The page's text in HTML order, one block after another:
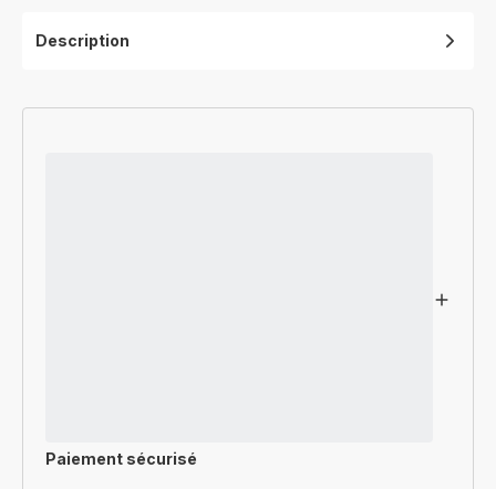
Description
Paiement sécurisé